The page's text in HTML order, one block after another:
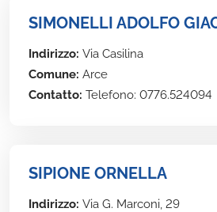
SIMONELLI ADOLFO
Indirizzo: Via Casilina
Comune: Arce
Contatto: Telefono: 0776.524094
SIPIONE ORNELLA
Indirizzo: Via G. Marconi, 29